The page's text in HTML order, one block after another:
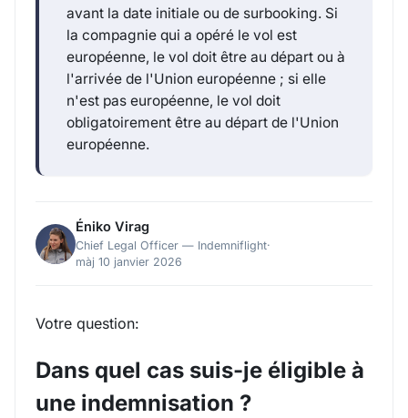
avant la date initiale ou de surbooking. Si
la compagnie qui a opéré le vol est
européenne, le vol doit être au départ ou à
l'arrivée de l'Union européenne ; si elle
n'est pas européenne, le vol doit
obligatoirement être au départ de l'Union
européenne.
Éniko Virag
Chief Legal Officer — Indemniflight·
màj 10 janvier 2026
Votre question:
Dans quel cas suis-je éligible à
une indemnisation ?